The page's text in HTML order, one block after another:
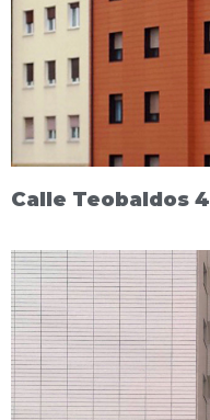
Calle Teobaldos 4